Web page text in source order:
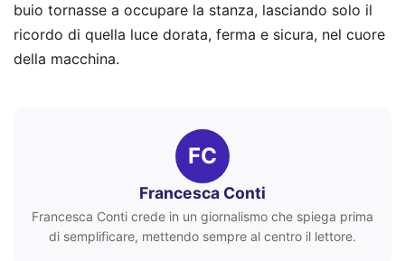
buio tornasse a occupare la stanza, lasciando solo il
ricordo di quella luce dorata, ferma e sicura, nel cuore
della macchina.
FC
Francesca Conti
Francesca Conti crede in un giornalismo che spiega prima
di semplificare, mettendo sempre al centro il lettore.